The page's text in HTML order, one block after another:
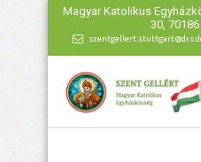
Magyar Katolikus
30,